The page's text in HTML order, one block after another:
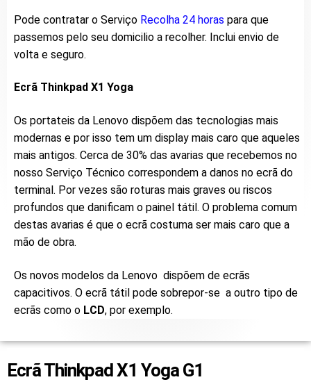
Pode contratar o Serviço Recolha 24 horas para que
passemos pelo seu domicilio a recolher. Inclui envio de
volta e seguro.
Ecrã Thinkpad X1 Yoga
Os portateis da Lenovo dispõem das tecnologias mais
modernas e por isso tem um display mais caro que aqueles
mais antigos. Cerca de 30% das avarias que recebemos no
nosso Serviço Técnico correspondem a danos no ecrã do
terminal. Por vezes são roturas mais graves ou riscos
profundos que danificam o painel tátil. O problema comum
destas avarias é que o ecrã costuma ser mais caro que a
mão de obra.
Os novos modelos da Lenovo dispõem de ecrãs
capacitivos. O ecrã tátil pode sobrepor-se a outro tipo de
ecrãs como o LCD, por exemplo.
Ecrã Thinkpad X1 Yoga G1